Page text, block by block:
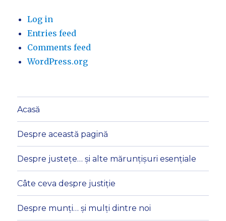
Log in
Entries feed
Comments feed
WordPress.org
Acasă
Despre această pagină
Despre justețe… și alte mărunțișuri esențiale
Câte ceva despre justiție
Despre munți… și mulți dintre noi